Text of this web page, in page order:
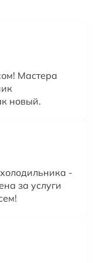
Мастера
новый.
-
за услуги